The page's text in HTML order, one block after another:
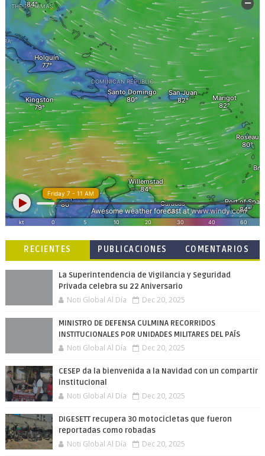
RECIENTES
PUBLICACIONES
COMENTARIOS
La Superintendencia de Vigilancia y Seguridad
Privada celebra su 22 Aniversario
Noti Global Al Día Dec 20, 2025
MINISTRO DE DEFENSA CULMINA RECORRIDOS
INSTITUCIONALES POR UNIDADES MILITARES DEL PAÍS
Noti Global Al Día Dec 20, 2025
CESEP da la bienvenida a la Navidad con un compartir
institucional
Noti Global Al Día Dec 20, 2025
DIGESETT recupera 30 motocicletas que fueron
reportadas como robadas
Noti Global Al Día Dec 20, 2025